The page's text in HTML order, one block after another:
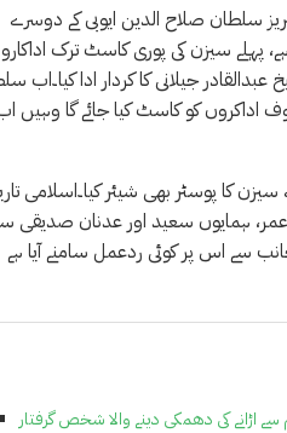
سلطان صلاح الدین ایوبی کے دوسرے
پہلے سیزن کی پوری کاسٹ ترک
جیلانی کا کردار ادا کیا۔اب
اداکروں کو کاسٹ کیا جائے گا وہیں
کا پوسٹر بھی شیئر کیا۔اسلامی
کہ عائشہ عمر، ہمایوں سعید اور عدنان صدیقی
ہی ان کی جانب سے اس پر کوئی ردعمل سامنے آیا ہے
اڑانے کی دھمکی دینے والا شخص گرفتار